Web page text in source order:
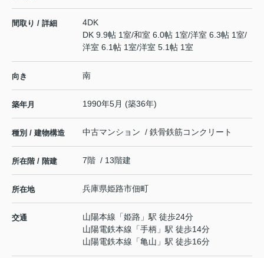
間取り / 詳細
4DK
DK 9.9帖 1室/和室 6.0帖 1室/洋室 6.3帖 1室/
洋室 6.1帖 1室/洋室 5.1帖 1室
向き 南
築年月 1990年5月 (築36年)
種別 / 建物構造 中古マンション / 鉄骨鉄筋コンクリート
所在階 / 階建 7階 / 13階建
所在地 兵庫県姫路市佃町
交通 山陽本線 「姫路 」駅 徒歩24分
山陽電鉄本線 「手柄 」駅 徒歩14分
山陽電鉄本線 「亀山 」駅 徒歩16分